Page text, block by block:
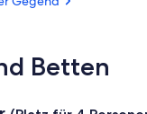
Betten